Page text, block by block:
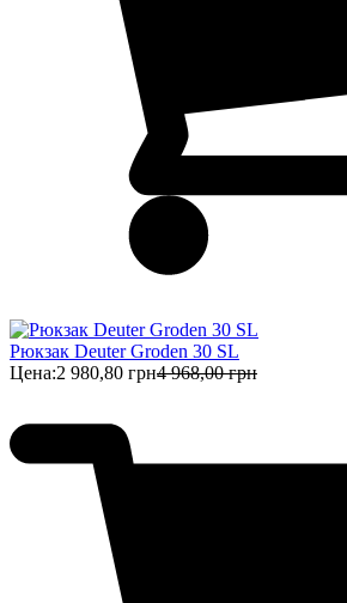
Рюкзак Deuter Groden 30 SL
Цена:2 980,80 грн4 968,00 грн